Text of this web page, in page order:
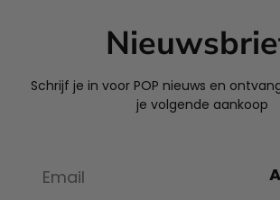
Schrijf je in voor POP nieuws en
je volgende aankoop